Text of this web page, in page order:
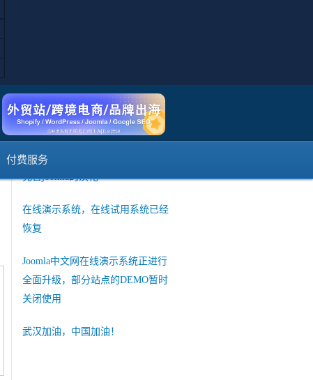
付费服务
菜单保存的时候提示出错
joomla官方发布 3.10 Alpha3版本
完善joomla的汉化
在线演示系统，在线试用系统已经
恢复
Joomla中文网在线演示系统正进行
全面升级，部分站点的DEMO暂时
关闭使用
武汉加油，中国加油！